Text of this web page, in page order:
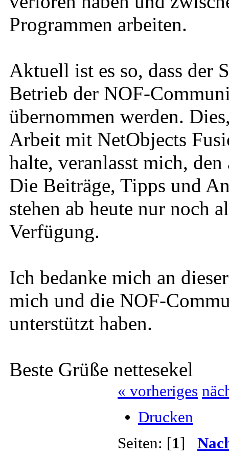
Programmen arbeiten.
Aktuell ist es so, dass der
Betrieb der NOF-
übernommen werden.
Arbeit mit NetObjects
halte, veranlasst mich,
Die Beiträge, Tipps und
stehen ab heute nur noch
Verfügung.
Ich bedanke mich an
mich und die NOF-
unterstützt haben.
Beste Grüße nettesekel
« vorheriges
Drucken
Seiten: [1]